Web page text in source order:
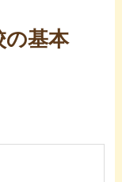
の基本